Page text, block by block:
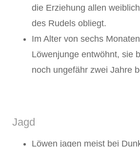
die Erziehung allen
des Rudels obliegt.
Im Alter von sechs
Löwenjunge entwöhnt, sie
noch ungefähr zwei Jahre
Jagd
Löwen jagen meist bei